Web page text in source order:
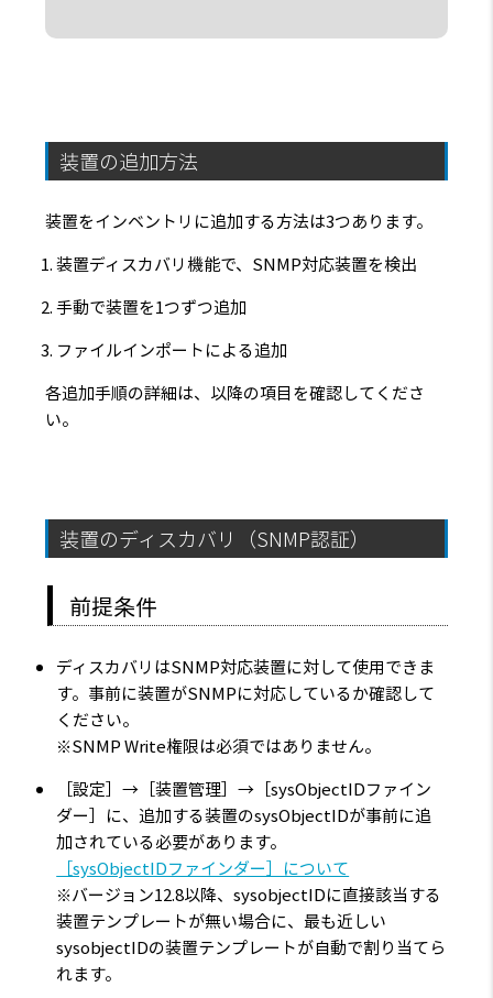
装置の追加方法
装置をインベントリに追加する方法は3つあります。
装置ディスカバリ機能で、SNMP対応装置を検出
手動で装置を1つずつ追加
ファイルインポートによる追加
各追加手順の詳細は、以降の項目を確認してくださ
い。
装置のディスカバリ（SNMP認証）
前提条件
ディスカバリはSNMP対応装置に対して使用できま
す。事前に装置がSNMPに対応しているか確認して
ください。
※SNMP Write権限は必須ではありません。
［設定］→［装置管理］→［sysObjectIDファイン
ダー］に、追加する装置のsysObjectIDが事前に追
加されている必要があります。
［sysObjectIDファインダー］について
※バージョン12.8以降、sysobjectIDに直接該当する
装置テンプレートが無い場合に、最も近しい
sysobjectIDの装置テンプレートが自動で割り当てら
れます。